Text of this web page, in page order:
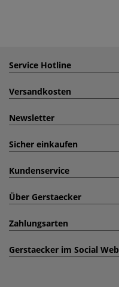
Service Hotline
Versandkosten
Newsletter
Sicher einkaufen
Kundenservice
Über Gerstaecker
Zahlungsarten
Gerstaecker im Social Web